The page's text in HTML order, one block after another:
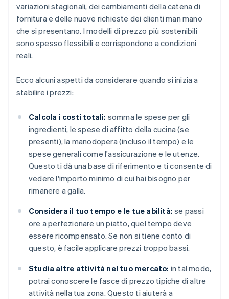
variazioni stagionali, dei cambiamenti della catena di
fornitura e delle nuove richieste dei clienti man mano
che si presentano. I modelli di prezzo più sostenibili
sono spesso flessibili e corrispondono a condizioni
reali.
Ecco alcuni aspetti da considerare quando si inizia a
stabilire i prezzi:
Calcola i costi totali: somma le spese per gli
ingredienti, le spese di affitto della cucina (se
presenti), la manodopera (incluso il tempo) e le
spese generali come l'assicurazione e le utenze.
Questo ti dà una base di riferimento e ti consente di
vedere l'importo minimo di cui hai bisogno per
rimanere a galla.
Considera il tuo tempo e le tue abilità: se passi
ore a perfezionare un piatto, quel tempo deve
essere ricompensato. Se non si tiene conto di
questo, è facile applicare prezzi troppo bassi.
Studia altre attività nel tuo mercato: in tal modo,
potrai conoscere le fasce di prezzo tipiche di altre
attività nella tua zona. Questo ti aiuterà a